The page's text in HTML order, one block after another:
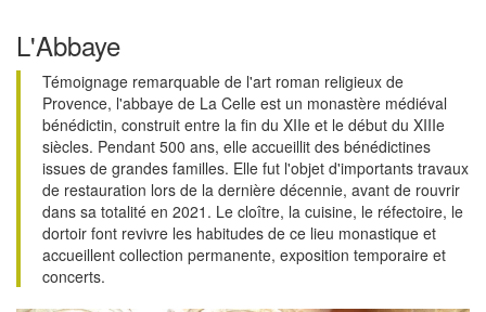
L'Abbaye
Témoignage remarquable de l'art roman religieux de
Provence, l'abbaye de La Celle est un monastère médiéval
bénédictin, construit entre la fin du XIIe et le début du XIIIe
siècles. Pendant 500 ans, elle accueillit des bénédictines
issues de grandes familles. Elle fut l'objet d'importants travaux
de restauration lors de la dernière décennie, avant de rouvrir
dans sa totalité en 2021. Le cloître, la cuisine, le réfectoire, le
dortoir font revivre les habitudes de ce lieu monastique et
accueillent collection permanente, exposition temporaire et
concerts.